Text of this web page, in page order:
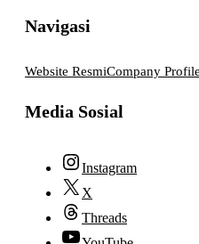
Navigasi
Website ResmiCompany Profile
Media Sosial
Instagram
X
Threads